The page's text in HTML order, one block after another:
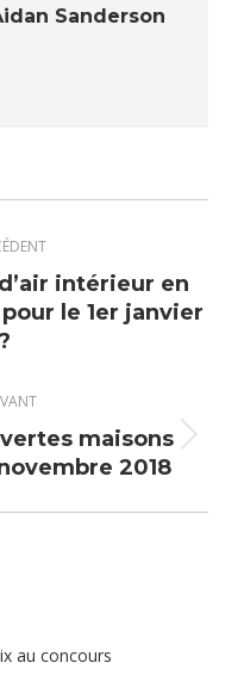
Sanderson
intérieur en
le 1er janvier
maisons
2018
au concours